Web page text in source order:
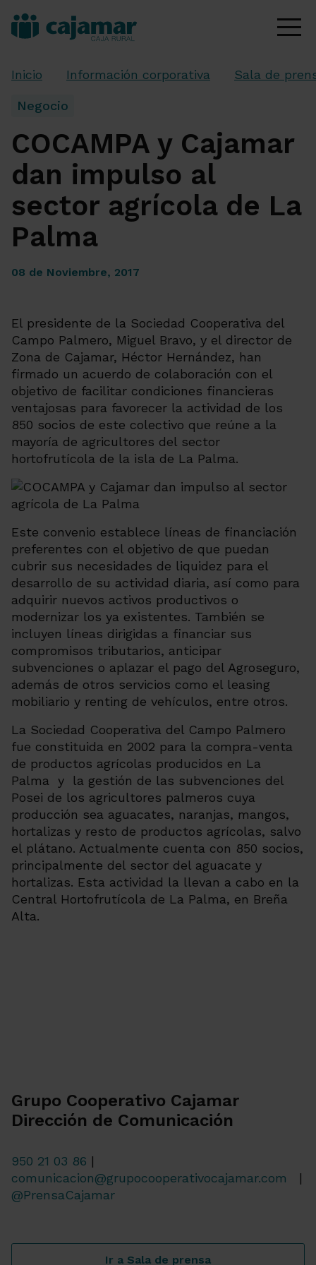
Inicio Información corporativa Sala de
Negocio
COCAMPA y Cajamar
dan impulso al
sector agrícola de La
Palma
08 de Noviembre, 2017
El presidente de la Sociedad Cooperativa del
Campo Palmero, Miguel Bravo, y el director de
Zona de Cajamar, Héctor Hernández, han
firmado un acuerdo de colaboración con el
objetivo de facilitar condiciones financieras
ventajosas para favorecer la actividad de los
850 socios de este colectivo que reúne a la
mayoría de agricultores del sector
hortofrutícola de la isla de La Palma.
Este convenio establece líneas de financiación
preferentes con el objetivo de que puedan
cubrir sus necesidades de liquidez para el
desarrollo de su actividad diaria, así como para
adquirir nuevos activos productivos o
modernizar los ya existentes. También se
incluyen líneas dirigidas a financiar sus
compromisos tributarios, anticipar
subvenciones o aplazar el pago del Agroseguro,
además de otros servicios como el leasing
mobiliario y renting de vehículos, entre otros.
La Sociedad Cooperativa del Campo Palmero
fue constituida en 2002 para la compra-venta
de productos agrícolas producidos en La
Palma y la gestión de las subvenciones del
Posei de los agricultores palmeros cuya
producción sea aguacates, naranjas, mangos,
hortalizas y resto de productos agrícolas, salvo
el plátano. Actualmente cuenta con 850 socios,
principalmente del sector del aguacate y
hortalizas. Esta actividad la llevan a cabo en la
Central Hortofrutícola de La Palma, en Breña
Alta.
Grupo Cooperativo Cajamar
Dirección de Comunicación
950 21 03 86 |
comunicacion@grupocooperativocajamar.com |
@PrensaCajamar
Ir a Sala de prensa